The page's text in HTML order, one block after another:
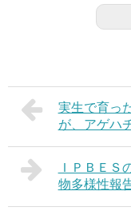
実生で育っ
が、アゲハ
ＩＰＢＥＳ
物多様性報